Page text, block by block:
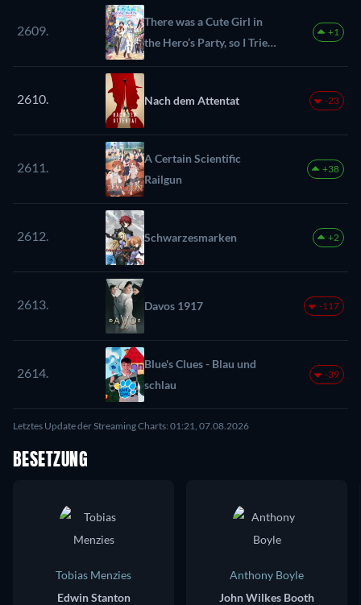
2609.
There was a Cute Girl in
the Hero’s Party, so I Tried
Confessing to Her
+1
2610. Nach dem Attentat -23
2611.
A Certain Scientific
Railgun
+38
2612. Schwarzesmarken +2
2613. Davos 1917 -117
2614.
Blue's Clues - Blau und
schlau
-39
Letztes Update der Streaming Charts: 01:21, 07.08.2026
BESETZUNG
Tobias Menzies
Edwin Stanton
Anthony Boyle
John Wilkes Booth